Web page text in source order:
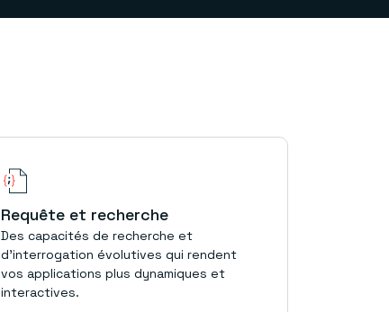
Requête et recherche
Des capacités de recherche et
d'interrogation évolutives qui rendent
vos applications plus dynamiques et
interactives.